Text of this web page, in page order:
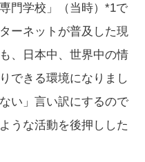
門学校」 （当時） *1で
ーネットが普及した現
、日本中、世界中の情
できる環境になりまし
い」言い訳にするので
うな活動を後押しした